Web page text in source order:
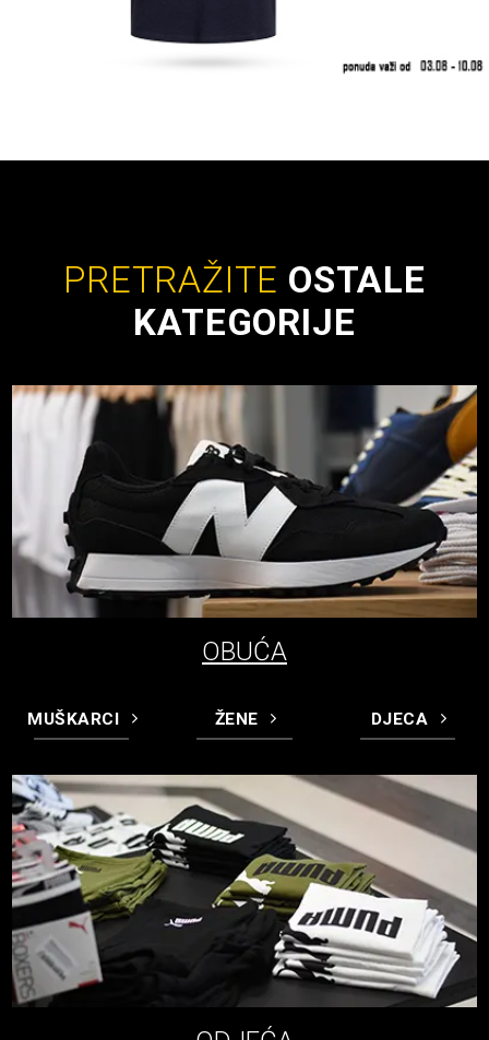
PRETRAŽITE OSTALE
KATEGORIJE
OBUĆA
MUŠKARCI ŽENE DJECA